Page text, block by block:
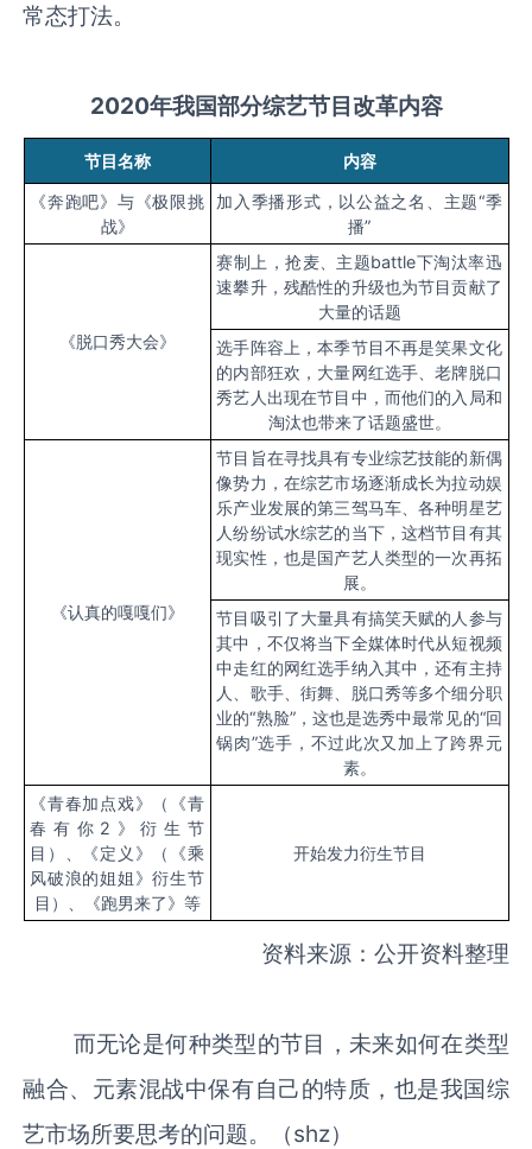
常态打法。
2020年我国部分综艺节目改革内容
节目名称
内容
《奔跑吧》与《极限挑
战》
加入季播形式，以公益之名、主题“季
播”
《脱口秀大会》
赛制上，抢麦、主题battle下淘汰率迅
速攀升，残酷性的升级也为节目贡献了
大量的话题
选手阵容上，本季节目不再是笑果文化
的内部狂欢，大量网红选手、老牌脱口
秀艺人出现在节目中，而他们的入局和
淘汰也带来了话题盛世。
《认真的嘎嘎们》
节目旨在寻找具有专业综艺技能的新偶
像势力，在综艺市场逐渐成长为拉动娱
乐产业发展的第三驾马车、各种明星艺
人纷纷试水综艺的当下，这档节目有其
现实性，也是国产艺人类型的一次再拓
展。
节目吸引了大量具有搞笑天赋的人参与
其中，不仅将当下全媒体时代从短视频
中走红的网红选手纳入其中，还有主持
人、歌手、街舞、脱口秀等多个细分职
业的“熟脸”，这也是选秀中最常见的“回
锅肉”选手，不过此次又加上了跨界元
素。
《青春加点戏》（《青
春有你 2 》衍生节
目）、《定义》（《乘
风破浪的姐姐》衍生节
目）、《跑男来了》等
开始发力衍生节目
资料来源：公开资料整理
而无论是何种类型的节目，未来如何在类型
融合、元素混战中保有自己的特质，也是我国综
艺市场所要思考的问题。（shz）